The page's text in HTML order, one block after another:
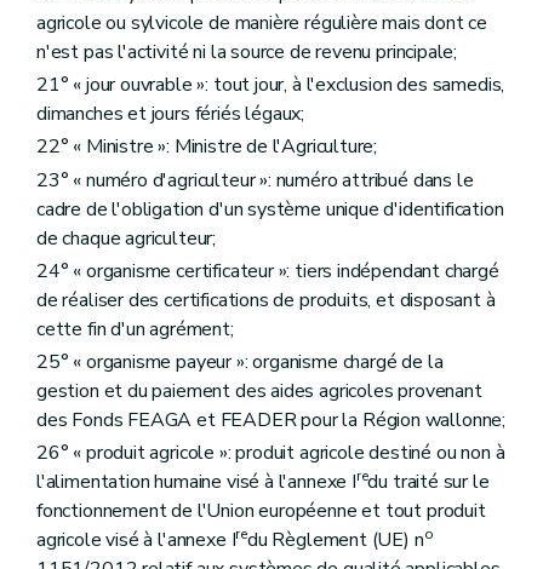
Art. D297
Art. D298
Art. D299
Art. D300
Sous-section 5 Des frais d'exécution et de l'acte complémentaire éventuel
Art. D301
Art. D302
Art. D303
Art. D304
Art. D305
Art. D306
Sous-section 6
Des voies de recours
Art. D307
Art. D308
Sous-section 7
Art. D309
Art. D310
Art. D311
Art. D312
Art. D313
Art. D314
Art. D315
Sous-section 8 De l'aménagement transitoire
Art. D316
Art. D317
agricole ou sylvicole de manière régulière mais dont ce
n'est pas l'activité ni la source de revenu principale;
21° « jour ouvrable »: tout jour, à l'exclusion des samedis,
dimanches et jours fériés légaux;
22° « Ministre »: Ministre de l'Agriculture;
23° « numéro d'agriculteur »: numéro attribué dans le
cadre de l'obligation d'un système unique d'identification
de chaque agriculteur;
24° « organisme certificateur »: tiers indépendant chargé
de réaliser des certifications de produits, et disposant à
cette fin d'un agrément;
25° « organisme payeur »: organisme chargé de la
gestion et du paiement des aides agricoles provenant
des Fonds FEAGA et FEADER pour la Région wallonne;
26° « produit agricole »: produit agricole destiné ou non à
l'alimentation humaine visé à l'annexe Iredu traité sur le
fonctionnement de l'Union européenne et tout produit
agricole visé à l'annexe Iredu Règlement (UE) no